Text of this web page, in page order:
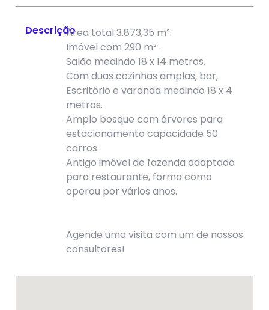
DescriçãoÁrea total 3.873,35 m².
Imóvel com 290 m² .
Salão medindo 18 x 14 metros.
Com duas cozinhas amplas, bar,
Escritório e varanda medindo 18 x 4
metros.
Amplo bosque com árvores para
estacionamento capacidade 50
carros.
Antigo imóvel de fazenda adaptado
para restaurante, forma como
operou por vários anos.
Agende uma visita com um de nossos
consultores!